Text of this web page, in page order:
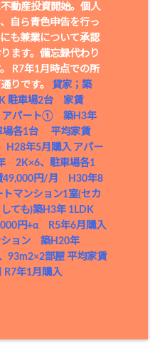
動産投資開始。個人
自ら青色申告を行っ
も兼業について承認
ます。備忘録代わり
R7年1月時点での所
りです。 貸家；築
駐車場2台 家賃
アパート① 築H3年
場各1台 平均家賃
年5月購入 アパー
2K×6、駐車場各1
円/月 H30年8
トマンション1室(セカ
ても)築H3年 1LDK
円+α R5年6月購入
ション 築H20年
93m2×2部屋 平均家賃
R7年1月購入